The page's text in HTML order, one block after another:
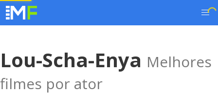
Lou-Scha-Enya Melhores
filmes por ator